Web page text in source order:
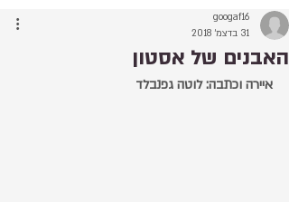
האבנים של אסטון
googaf16
31 בדצמ׳ 2018
איירה וכתבה: לוטה גפנבלד